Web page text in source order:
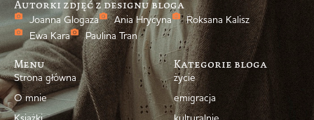
Autorki zdjęć z designu bloga
Joanna Glogaza Ania Hrycyna
Roksana Kalisz
Ewa Kara
Paulina Tran
Menu
Strona główna
O mnie
Kategorie bloga
życie
emigracja